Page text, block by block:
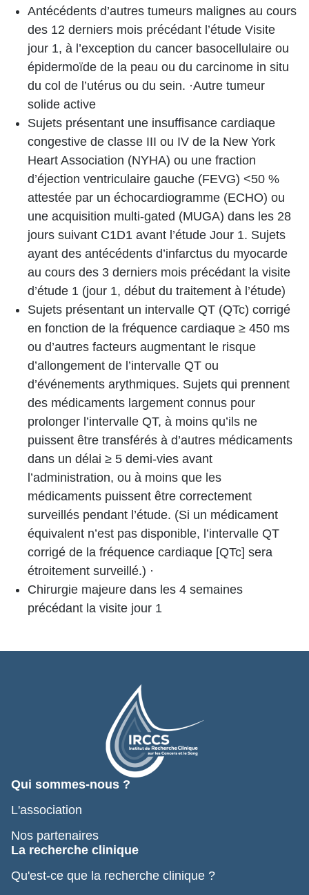
Antécédents d’autres tumeurs malignes au cours
des 12 derniers mois précédant l’étude Visite
jour 1, à ​​l’exception du cancer basocellulaire ou
épidermoïde de la peau ou du carcinome in situ
du col de l’utérus ou du sein. ·Autre tumeur
solide active
Sujets présentant une insuffisance cardiaque
congestive de classe III ou IV de la New York
Heart Association (NYHA) ou une fraction
d’éjection ventriculaire gauche (FEVG) <50 %
attestée par un échocardiogramme (ECHO) ou
une acquisition multi-gated (MUGA) dans les 28
jours suivant C1D1 avant l’étude Jour 1. Sujets
ayant des antécédents d’infarctus du myocarde
au cours des 3 derniers mois précédant la visite
d’étude 1 (jour 1, début du traitement à l’étude)
Sujets présentant un intervalle QT (QTc) corrigé
en fonction de la fréquence cardiaque ≥ 450 ms
ou d’autres facteurs augmentant le risque
d’allongement de l’intervalle QT ou
d’événements arythmiques. Sujets qui prennent
des médicaments largement connus pour
prolonger l’intervalle QT, à moins qu’ils ne
puissent être transférés à d’autres médicaments
dans un délai ≥ 5 demi-vies avant
l’administration, ou à moins que les
médicaments puissent être correctement
surveillés pendant l’étude. (Si un médicament
équivalent n’est pas disponible, l’intervalle QT
corrigé de la fréquence cardiaque [QTc] sera
étroitement surveillé.) ·
Chirurgie majeure dans les 4 semaines
précédant la visite jour 1
Qui sommes-nous ?
L'association
Nos partenaires
La recherche clinique
Qu'est-ce que la recherche clinique ?